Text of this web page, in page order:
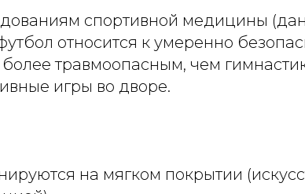
спортивной медицины
относится к умеренно
более травмоопасным, чем
игры во дворе.
на мягком покрытии